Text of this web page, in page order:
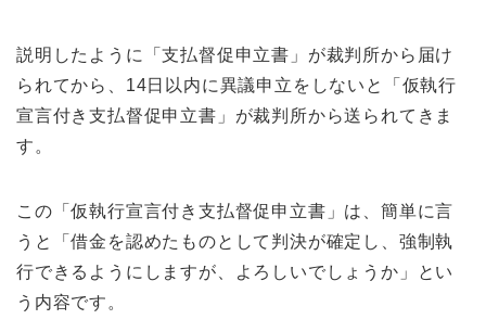
説明したように「支払督促申立書」が裁判所から届け
られてから、14日以内に異議申立をしないと「仮執行
宣言付き支払督促申立書」が裁判所から送られてきま
す。
この「仮執行宣言付き支払督促申立書」は、簡単に言
うと「借金を認めたものとして判決が確定し、強制執
行できるようにしますが、よろしいでしょうか」とい
う内容です。